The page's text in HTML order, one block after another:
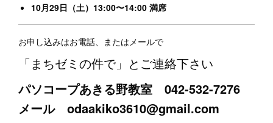
10月29日（土）13:00〜14:00 満席
お申し込みはお電話、またはメールで
「まちゼミの件で」とご連絡下さい
パソコープあきる野教室 042-532-7276
メール odaakiko3610@gmail.com